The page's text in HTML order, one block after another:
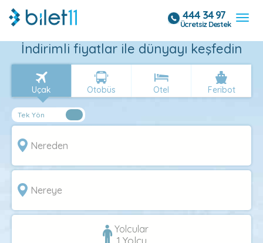
444 34 97
Ücretsiz Destek
İndirimli fiyatlar ile dünyayı keşfedin
Uçak Otobüs Otel Feribot
Yolcular
1 Yolcu